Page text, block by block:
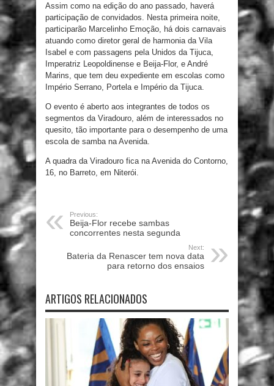
Assim como na edição do ano passado, haverá
participação de convidados. Nesta primeira noite,
participarão Marcelinho Emoção, há dois carnavais
atuando como diretor geral de harmonia da Vila
Isabel e com passagens pela Unidos da Tijuca,
Imperatriz Leopoldinense e Beija-Flor, e André
Marins, que tem deu expediente em escolas como
Império Serrano, Portela e Império da Tijuca.
O evento é aberto aos integrantes de todos os
segmentos da Viradouro, além de interessados no
quesito, tão importante para o desempenho de uma
escola de samba na Avenida.
A quadra da Viradouro fica na Avenida do Contorno,
16, no Barreto, em Niterói.
Previous:
Beija-Flor recebe sambas
concorrentes nesta segunda
Next:
Bateria da Renascer tem nova data
para retorno dos ensaios
ARTIGOS RELACIONADOS